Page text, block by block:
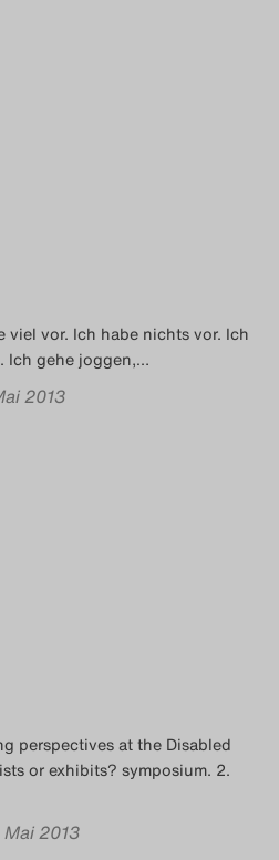
viel vor. Ich habe nichts vor. Ich
Ich gehe joggen,…
2013
perspectives at the Disabled
or exhibits? symposium. 2.
Mai 2013